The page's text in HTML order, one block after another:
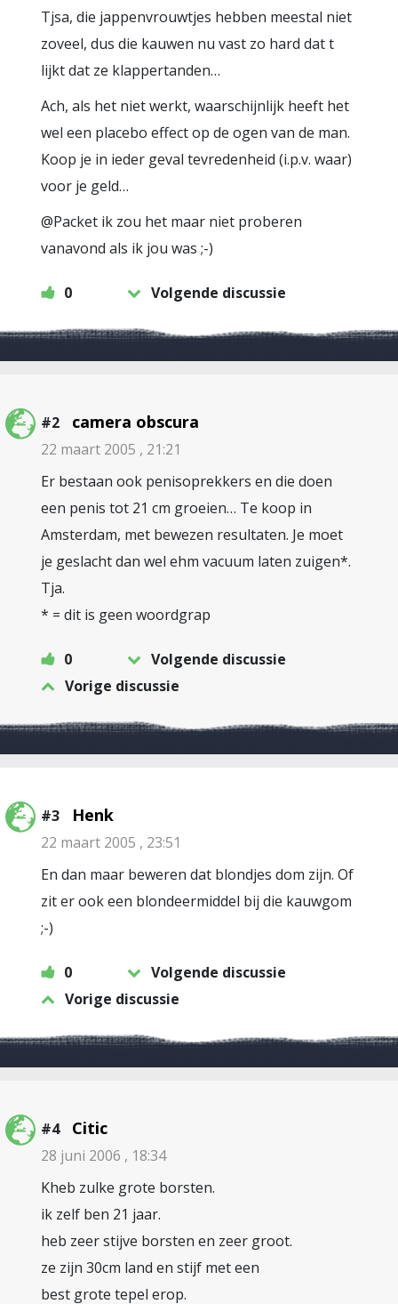
Tjsa, die jappenvrouwtjes hebben meestal niet
zoveel, dus die kauwen nu vast zo hard dat t
lijkt dat ze klappertanden…
Ach, als het niet werkt, waarschijnlijk heeft het
wel een placebo effect op de ogen van de man.
Koop je in ieder geval tevredenheid (i.p.v. waar)
voor je geld…
@Packet ik zou het maar niet proberen
vanavond als ik jou was ;-)
0 Volgende discussie
#2 camera obscura
22 maart 2005 , 21:21
Er bestaan ook penisoprekkers en die doen
een penis tot 21 cm groeien… Te koop in
Amsterdam, met bewezen resultaten. Je moet
je geslacht dan wel ehm vacuum laten zuigen*.
Tja.
* = dit is geen woordgrap
0
Volgende discussie
Vorige discussie
#3 Henk
22 maart 2005 , 23:51
En dan maar beweren dat blondjes dom zijn. Of
zit er ook een blondeermiddel bij die kauwgom
;-)
0
Volgende discussie
Vorige discussie
#4 Citic
28 juni 2006 , 18:34
Kheb zulke grote borsten.
ik zelf ben 21 jaar.
heb zeer stijve borsten en zeer groot.
ze zijn 30cm land en stijf met een
best grote tepel erop.